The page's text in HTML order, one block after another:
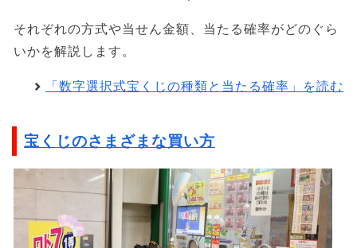
それぞれの方式や当せん金額、当たる確率がどのぐら
いかを解説します。
「数字選択式宝くじの種類と当たる確率」を読む
宝くじのさまざまな買い方